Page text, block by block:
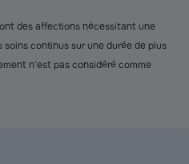
des affections nécessitant une
continus sur une durée de plus
n’est pas considéré comme